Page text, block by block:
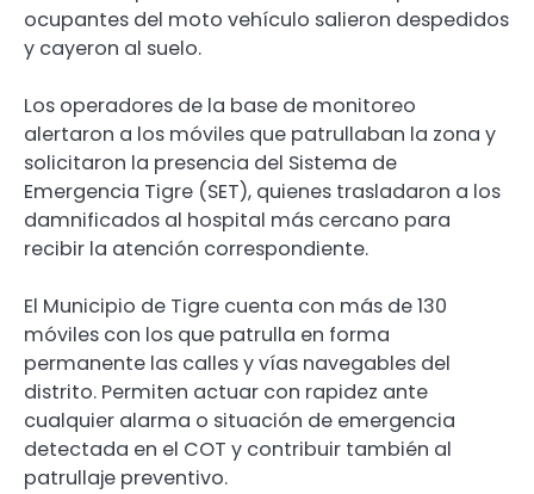
ocupantes del moto vehículo salieron despedidos
y cayeron al suelo.
Los operadores de la base de monitoreo
alertaron a los móviles que patrullaban la zona y
solicitaron la presencia del Sistema de
Emergencia Tigre (SET), quienes trasladaron a los
damnificados al hospital más cercano para
recibir la atención correspondiente.
El Municipio de Tigre cuenta con más de 130
móviles con los que patrulla en forma
permanente las calles y vías navegables del
distrito. Permiten actuar con rapidez ante
cualquier alarma o situación de emergencia
detectada en el COT y contribuir también al
patrullaje preventivo.